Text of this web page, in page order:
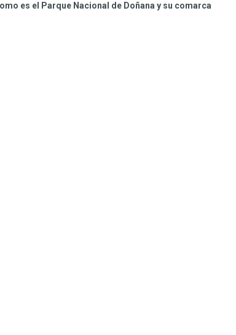
es el Parque Nacional de Doñana y su comarca